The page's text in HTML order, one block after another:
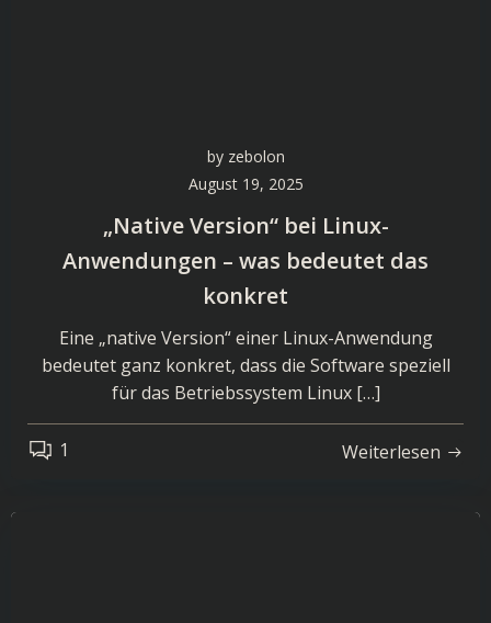
by zebolon
August 19, 2025
„Native Version“ bei Linux-
Anwendungen – was bedeutet das
konkret
Eine „native Version“ einer Linux-Anwendung
bedeutet ganz konkret, dass die Software speziell
für das Betriebssystem Linux […]
1 Weiterlesen